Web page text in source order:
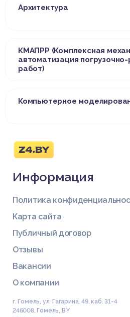
Архитектура
КМАПРР (Комплексная
автоматизация
работ)
Компьютерное
Информация
Политика
Карта сайта
Публичный договор
Отзывы
Вакансии
О компании
г. Гомель, ул. Гагарина, 49, каб. 31-4
246008,Гомель BY